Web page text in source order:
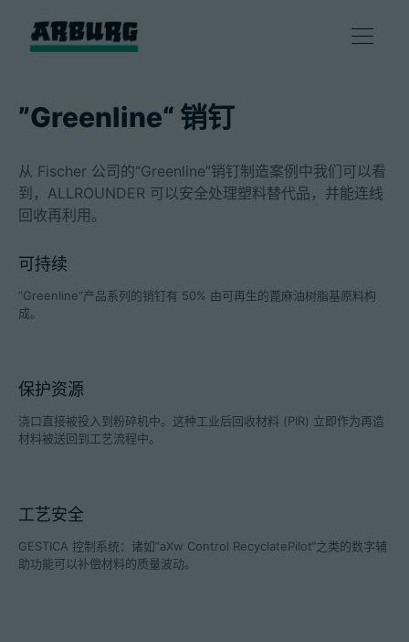
产品
解决方案
咨询和服务
智慧制造
企业
”Greenline“ 销钉
从 Fischer 公司的“Greenline”销钉制造案例中我们可以看
到，ALLROUNDER 可以安全处理塑料替代品，并能连线
回收再利用。
可持续
”Greenline“产品系列的销钉有 50% 由可再生的蓖麻油树脂基原料构
成。
保护资源
浇口直接被投入到粉碎机中。这种工业后回收材料 (PIR) 立即作为再造
材料被送回到工艺流程中。
工艺安全
GESTICA 控制系统：诸如”aXw Control RecyclatePilot“之类的数字辅
助功能可以补偿材料的质量波动。